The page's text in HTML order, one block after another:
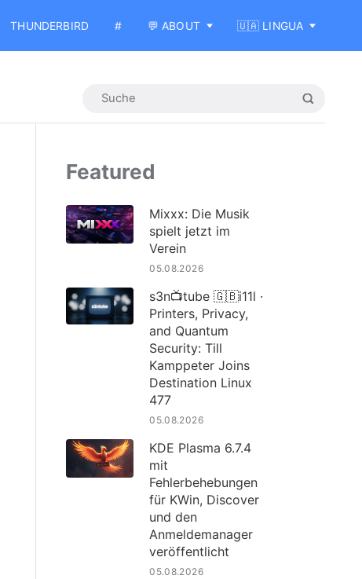
THUNDERBIRD # 💬 ABOUT 🇺🇦 LINGUA
Featured
Mixxx: Die Musik
spielt jetzt im
Verein
05.08.2026
s3n📺tube 🇬🇧i11l ·
Printers, Privacy,
and Quantum
Security: Till
Kamppeter Joins
Destination Linux
477
05.08.2026
KDE Plasma 6.7.4
mit
Fehlerbehebungen
für KWin, Discover
und den
Anmeldemanager
veröffentlicht
05.08.2026